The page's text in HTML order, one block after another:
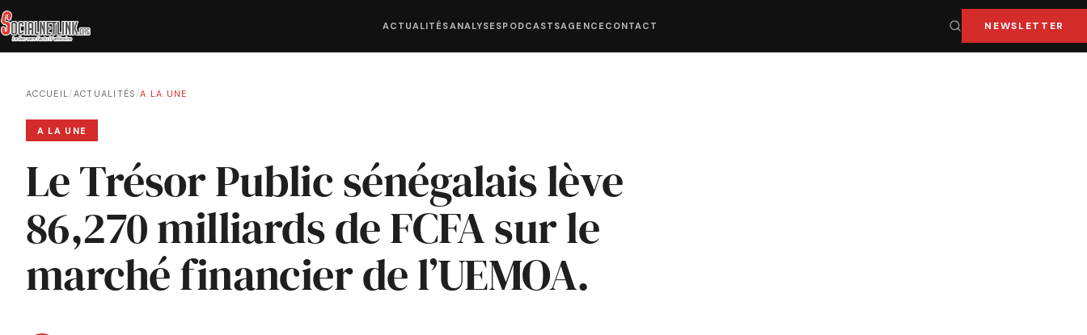
ACTUALITÉSANALYSESPODCASTSAGENCE CONTACT NEWSLETTER
ACCUEIL/ACTUALITÉS /A LA UNE
A LA UNE
Le Trésor Public sénégalais lève
86,270 milliards de FCFA sur le
marché financier de l’UEMOA.